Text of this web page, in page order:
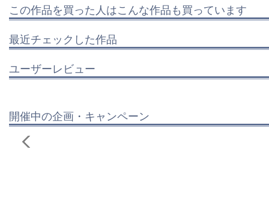
この作品を買った人はこんな作品も買っています
最近チェックした作品
ユーザーレビュー
開催中の企画・キャンペーン